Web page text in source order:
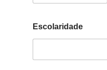
Escolaridade